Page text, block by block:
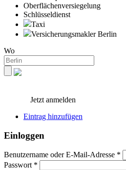
Oberflächenversiegelung
Schlüsseldienst
Taxi
Versicherungsmakler Berlin
Wo
Jetzt anmelden
Eintrag hinzufügen
Einloggen
Benutzername oder E-Mail-Adresse *
Passwort *